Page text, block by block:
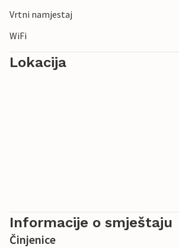
Vrtni namjestaj
WiFi
Lokacija
Informacije o smještaju
Činjenice